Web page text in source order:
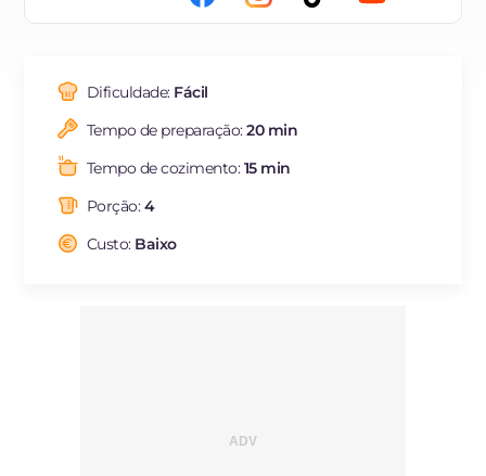
FR
DE
NL
Dificuldade: Fácil
Tempo de preparação:20 min
Tempo de cozimento:15 min
Porção:4
Custo: Baixo